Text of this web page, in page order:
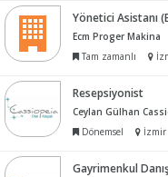
Yönetici Asistanı
Ecm Proger Makina
Tam zamanlı
Resepsiyonist
Ceylan Gülhan
Dönemsel
İzmir
Gayrimenkul